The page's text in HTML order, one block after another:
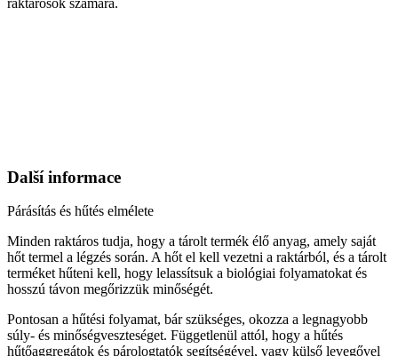
Další informace
Párásítás és hűtés elmélete
Minden raktáros tudja, hogy a tárolt termék élő anyag, amely saját
hőt termel a légzés során. A hőt el kell vezetni a raktárból, és a tárolt
terméket hűteni kell, hogy lelassítsuk a biológiai folyamatokat és
hosszú távon megőrizzük minőségét.
Pontosan a hűtési folyamat, bár szükséges, okozza a legnagyobb
súly- és minőségveszteséget. Függetlenül attól, hogy a hűtés
hűtőaggregátok és párologtatók segítségével, vagy külső levegővel